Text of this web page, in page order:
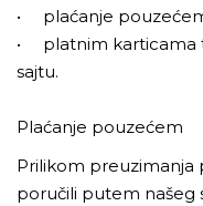
• plaćanje
• platnim karticama
sajtu.
Plaćanje pouzećem
Prilikom preuzimanja
poručili putem našeg